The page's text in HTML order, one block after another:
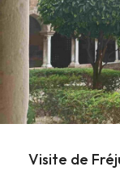
Visite de